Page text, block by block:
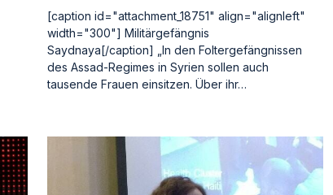
[caption id="attachment_18751" align="alignleft"
width="300"] Militärgefängnis
Saydnaya[/caption] „In den Foltergefängnissen
des Assad-Regimes in Syrien sollen auch
tausende Frauen einsitzen. Über ihr…